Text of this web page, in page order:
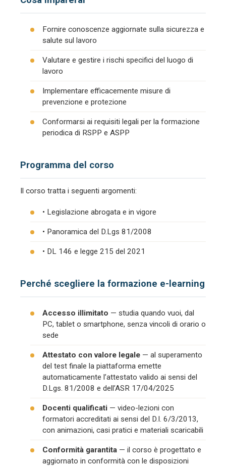
Fornire conoscenze aggiornate sulla sicurezza e
salute sul lavoro
Valutare e gestire i rischi specifici del luogo di
lavoro
Implementare efficacemente misure di
prevenzione e protezione
Conformarsi ai requisiti legali per la formazione
periodica di RSPP e ASPP
Programma del corso
Il corso tratta i seguenti argomenti:
• Legislazione abrogata e in vigore
• Panoramica del D.Lgs 81/2008
• DL 146 e legge 215 del 2021
Perché scegliere la formazione e-learning
Accesso illimitato — studia quando vuoi, dal
PC, tablet o smartphone, senza vincoli di orario o
sede
Attestato con valore legale — al superamento
del test finale la piattaforma emette
automaticamente l’attestato valido ai sensi del
D.Lgs. 81/2008 e dell’ASR 17/04/2025
Docenti qualificati — video-lezioni con
formatori accreditati ai sensi del D.I. 6/3/2013,
con animazioni, casi pratici e materiali scaricabili
Conformità garantita — il corso è progettato e
aggiornato in conformità con le disposizioni